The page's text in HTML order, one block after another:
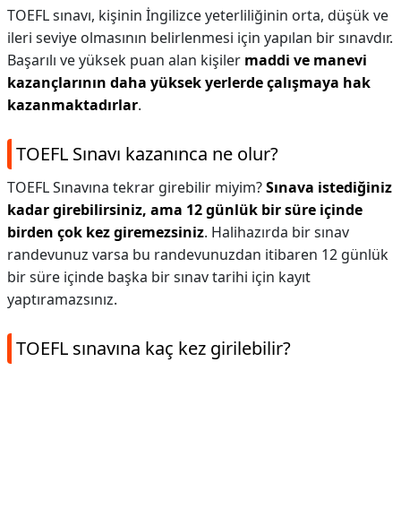
TOEFL sınavı, kişinin İngilizce yeterliliğinin orta, düşük ve
ileri seviye olmasının belirlenmesi için yapılan bir sınavdır.
Başarılı ve yüksek puan alan kişiler maddi ve manevi
kazançlarının daha yüksek yerlerde çalışmaya hak
kazanmaktadırlar.
TOEFL Sınavı kazanınca ne olur?
TOEFL Sınavına tekrar girebilir miyim?Sınava istediğiniz
kadar girebilirsiniz, ama 12 günlük bir süre içinde
birden çok kez giremezsiniz. Halihazırda bir sınav
randevunuz varsa bu randevunuzdan itibaren 12 günlük
bir süre içinde başka bir sınav tarihi için kayıt
yaptıramazsınız.
TOEFL sınavına kaç kez girilebilir?